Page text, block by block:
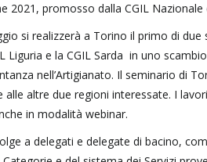
2021, promosso dalla CGIL
si realizzerà a Torino il primo di
Liguria e la CGIL Sarda in uno
nell’Artigianato. Il seminario di
alle altre due regioni interessate. I
in modalità webinar.
a delegati e delegate di bacino,